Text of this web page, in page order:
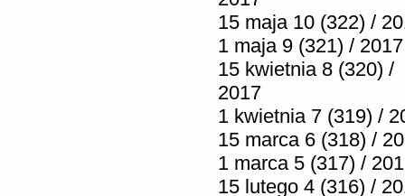
15 maja 10 (322) /
1 maja 9 (321) / 2017
15 kwietnia 8 (320) /
2017
1 kwietnia 7 (319) /
15 marca 6 (318) /
1 marca 5 (317) /
15 lutego 4 (316) /